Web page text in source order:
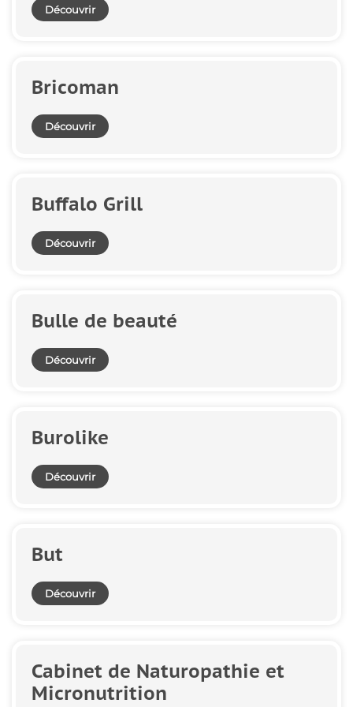
Découvrir
Bricoman
Découvrir
Buffalo Grill
Découvrir
Bulle de beauté
Découvrir
Burolike
Découvrir
But
Découvrir
Cabinet de Naturopathie et
Micronutrition